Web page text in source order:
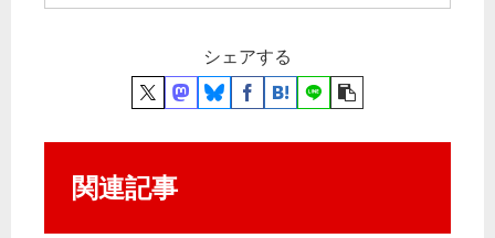
シェアする
関連記事